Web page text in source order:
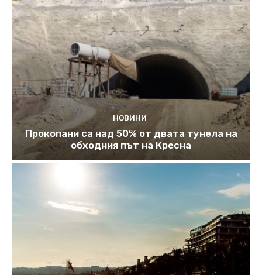
НОВИНИ
Прокопани са над 50% от двата тунела на
обходния път на Кресна